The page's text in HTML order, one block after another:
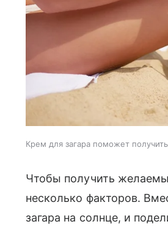
Крем для загара поможет
Чтобы получить
несколько факторов.
загара на солнце, и